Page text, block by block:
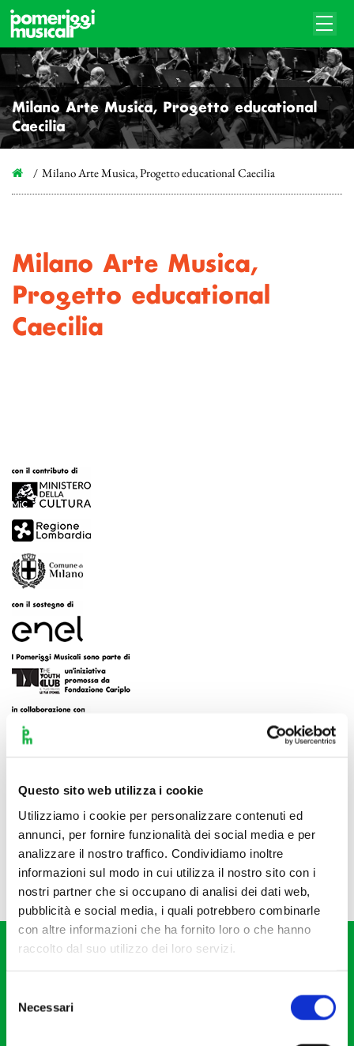
Questo sito web utilizza i cookie
Utilizziamo i cookie per personalizzare contenuti ed
annunci, per fornire funzionalità dei social media e per
analizzare il nostro traffico. Condividiamo inoltre
informazioni sul modo in cui utilizza il nostro sito con i
nostri partner che si occupano di analisi dei dati web,
pubblicità e social media, i quali potrebbero combinarle
con altre informazioni che ha fornito loro o che hanno
raccolto dal suo utilizzo dei loro servizi.
delNecessari
Milano Arte Musica, Progetto educational
Caecilia
Milano Arte Musica, Progetto educational Caecilia
Milano Arte Musica,
Progetto educational
Caecilia